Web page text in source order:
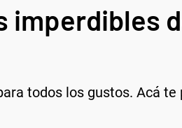
imperdibles
todos los gustos. Acá